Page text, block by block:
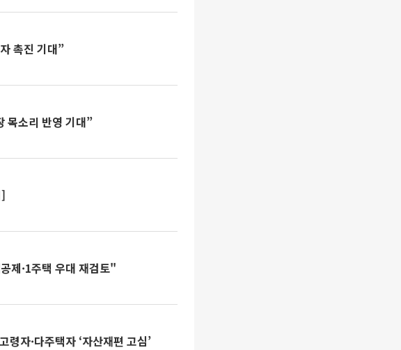
촉진 기대”
목소리 반영 기대”
제·1주택 우대 재검토"
자·다주택자 ‘자산재편 고심’